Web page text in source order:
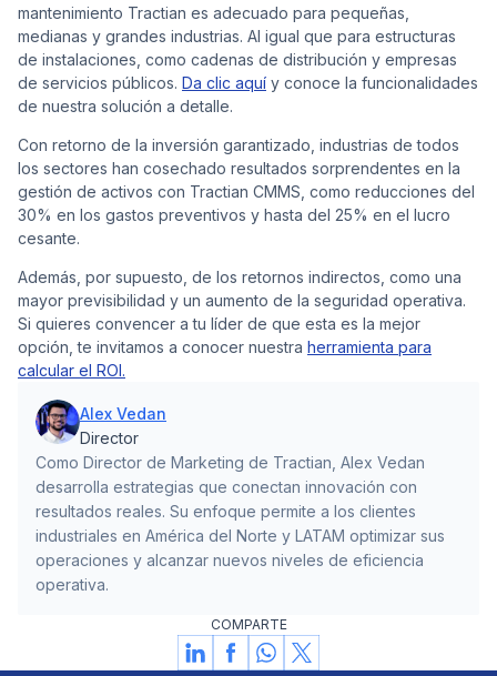
mantenimiento Tractian es adecuado para pequeñas,
medianas y grandes industrias. Al igual que para estructuras
de instalaciones, como cadenas de distribución y empresas
de servicios públicos. Da clic aquí y conoce la funcionalidades
de nuestra solución a detalle.
Con retorno de la inversión garantizado, industrias de todos
los sectores han cosechado resultados sorprendentes en la
gestión de activos con Tractian CMMS, como reducciones del
30% en los gastos preventivos y hasta del 25% en el lucro
cesante.
Además, por supuesto, de los retornos indirectos, como una
mayor previsibilidad y un aumento de la seguridad operativa.
Si quieres convencer a tu líder de que esta es la mejor
opción, te invitamos a conocer nuestra herramienta para
calcular el ROI.
Alex Vedan
Director
Como Director de Marketing de Tractian, Alex Vedan
desarrolla estrategias que conectan innovación con
resultados reales. Su enfoque permite a los clientes
industriales en América del Norte y LATAM optimizar sus
operaciones y alcanzar nuevos niveles de eficiencia
operativa.
COMPARTE